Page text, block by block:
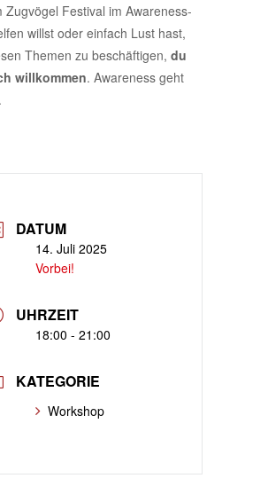
Zugvögel Festival im Awareness-
willst oder einfach Lust hast,
Themen zu beschäftigen, du
willkommen. Awareness geht
DATUM
14. Juli 2025
Vorbei!
UHRZEIT
18:00 - 21:00
KATEGORIE
Workshop